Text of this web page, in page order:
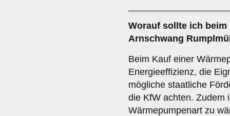
Worauf sollte ich beim
Arnschwang
Beim Kauf einer
Energieeffizienz, die
mögliche staatliche
die KfW achten. Zudem
Wärmepumpenart zu